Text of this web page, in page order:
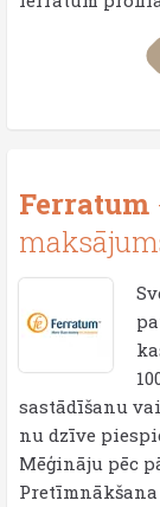
Ferratum
sastādīšanu
nu dzīve
Mēģināju pēc